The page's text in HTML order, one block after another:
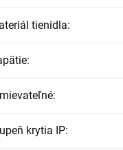
tienidla:
:
:
krytia IP: